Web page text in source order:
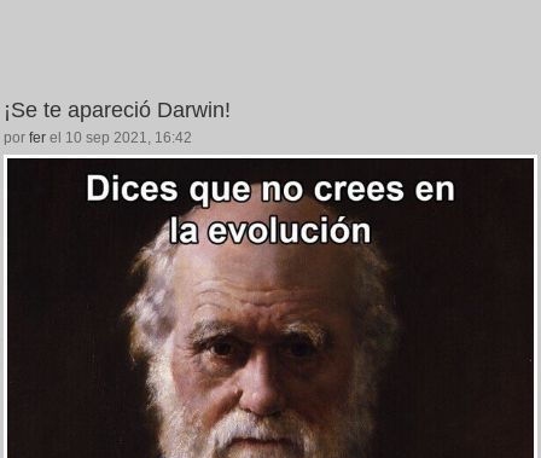
¡Se te apareció Darwin!
por fer el 10 sep 2021, 16:42